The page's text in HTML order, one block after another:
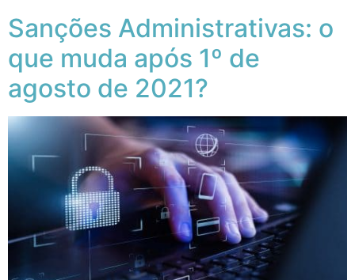
Sanções Administrativas: o
que muda após 1º de
agosto de 2021?